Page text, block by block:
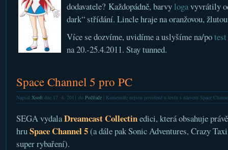
dodavatele? Každopádně, barvy logavyvrátily
dark“ střídání. Lincle hraje na oranžovou,
Více se dozvíme, uvidíme a uslyšíme na/po
na 20.-25.4.2011. Stay tunned.
Space Channel 5 pro PC
Napsal Xsoftdne 17. 4. 2011 do Počítače| Komentáře nejsou povolenéu textu s názvem Space
SEGA vydalaDreamcast Collectinedici, která obsahuje
hruSpace Channel 5(a dále pak Sonic Adventures, Crazy
super rybaření).